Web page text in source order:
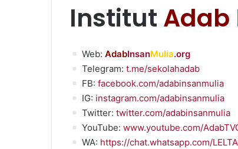
Institut Adab
Web:AdabInsanMulia.org
Telegram:t.me/sekolahadab
FB:facebook.com/adabinsanmulia
IG: instagram.com/adabinsanmulia
Twitter:twitter.com/adabinsanmulia
YouTube:www.youtube.com/
WA: https://chat.whatsapp.com/